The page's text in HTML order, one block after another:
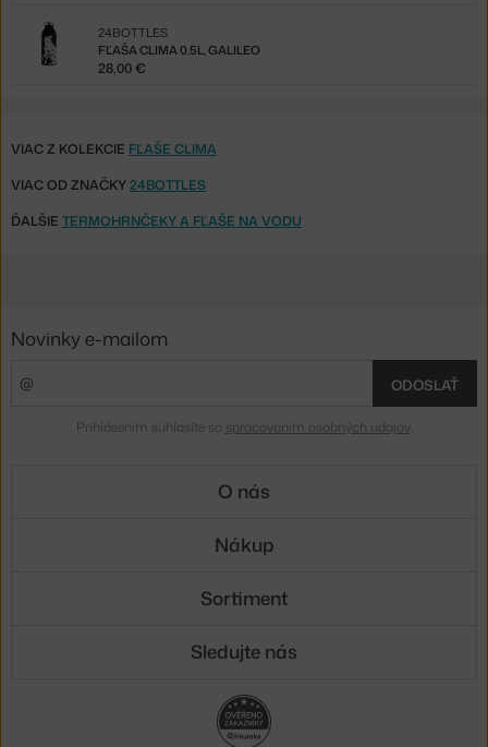
FĽAŠA CLIMA 0.5L, GALILEO
24BOTTLES
28,00 €
VIAC Z KOLEKCIE FĽAŠE CLIMA
VIAC OD ZNAČKY24BOTTLES
ĎALŠIE TERMOHRNČEKY A FĽAŠE NA VODU
Novinky e-mailom
ODOSLAŤ
Prihlásením súhlasíte so spracovaním osobných údajov.
O nás
Nákup
Sortiment
Sledujte nás